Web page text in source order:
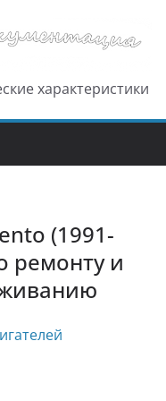
характеристики
(1991-
ремонту и